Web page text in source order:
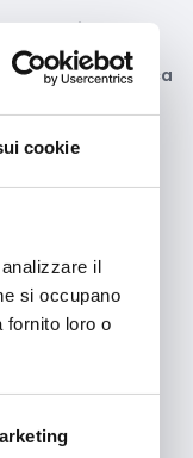
cookie
il
si occupano
fornito loro o
e/o chimica
e lavoro
e sicurezza
economy